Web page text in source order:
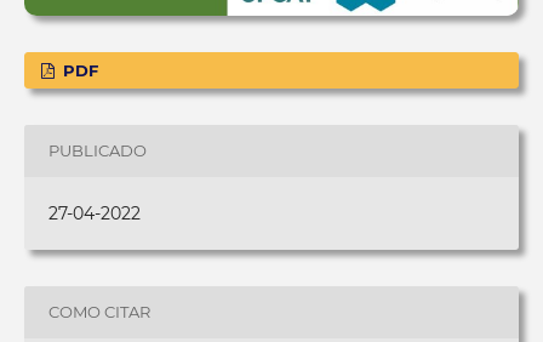
PDF
PUBLICADO
27-04-2022
COMO CITAR